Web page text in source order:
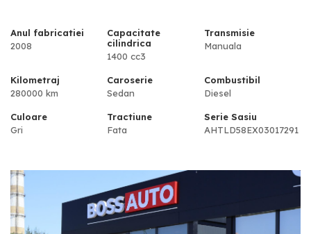
Anul fabricatiei
2008
Capacitate
cilindrica
1400 cc3
Transmisie
Manuala
Kilometraj
280000 km
Caroserie
Sedan
Combustibil
Diesel
Culoare
Gri
Tractiune
Fata
Serie Sasiu
AHTLD58EX03017291